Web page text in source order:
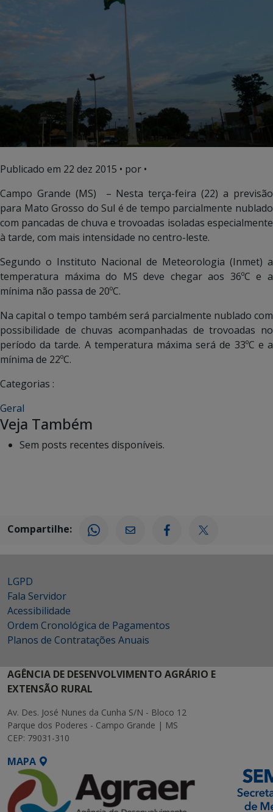
Publicado em 22 dez 2015 • por •
Campo Grande (MS) – Nesta terça-feira (22) a previsão
para Mato Grosso do Sul é de tempo parcialmente nublado
com pancadas de chuva e trovoadas isoladas especialmente
à tarde, com mais intensidade no centro-leste.
Segundo o Instituto Nacional de Meteorologia (Inmet) a
temperatura máxima do MS deve chegar aos 36ºC e a
mínima não passa de 20ºC.
Na capital o tempo também será parcialmente nublado com
possibilidade de chuvas acompanhadas de trovoadas no
período da tarde. A temperatura máxima será de 33ºC e a
mínima de 22ºC.
Categorias :
Geral
Veja Também
Sem posts recentes disponíveis.
Compartilhe:
LGPD
Fala Servidor
Acessibilidade
Ordem Cronológica de Pagamentos
Planos de Contratações Anuais
AGÊNCIA DE DESENVOLVIMENTO AGRÁRIO E
EXTENSÃO RURAL
Av. Des. José Nunes da Cunha S/N - Bloco 12
Parque dos Poderes - Campo Grande | MS
CEP: 79031-310
MAPA